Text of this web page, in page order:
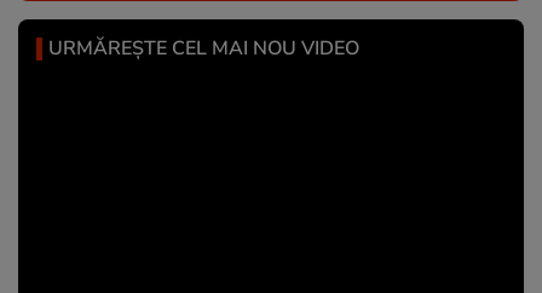
URMĂREȘTE CEL MAI NOU VIDEO